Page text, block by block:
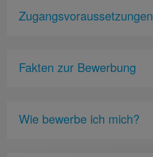
Zugangsvoraussetzungen
Fakten zur Bewerbung
Wie bewerbe ich mich?